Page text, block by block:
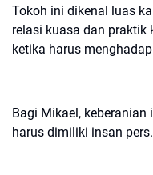
Tokoh ini dikenal luas
relasi kuasa dan praktik
ketika harus
Bagi Mikael,
harus dimiliki insan pers.